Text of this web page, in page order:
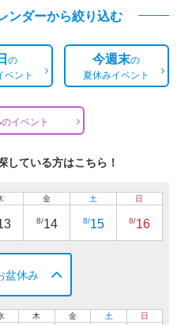
ンダーから絞り込む
の
ベント
今週末の
夏休みイベント
のイベント
している方はこちら！
金
8/14
土
8/15
日
8/16
盆休み
木 金 土 日